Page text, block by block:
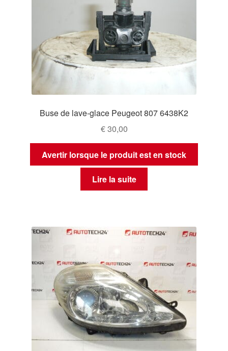
Buse de lave-glace Peugeot 807 6438K2
€30,00
Avertir lorsque le produit est en stock
Lire la suite